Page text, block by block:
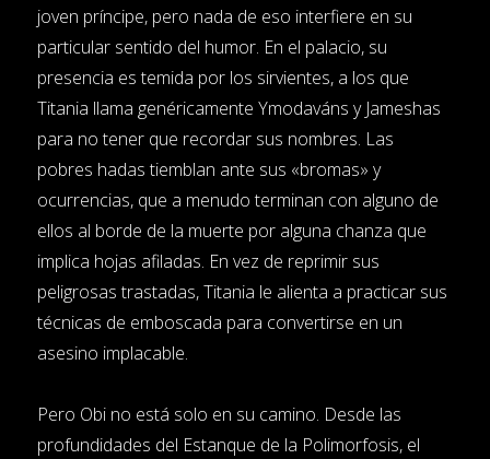
joven príncipe, pero nada de eso interfiere en su
particular sentido del humor. En el palacio, su
presencia es temida por los sirvientes, a los que
Titania llama genéricamente Ymodaváns y Jameshas
para no tener que recordar sus nombres. Las
pobres hadas tiemblan ante sus «bromas» y
ocurrencias, que a menudo terminan con alguno de
ellos al borde de la muerte por alguna chanza que
implica hojas afiladas. En vez de reprimir sus
peligrosas trastadas, Titania le alienta a practicar sus
técnicas de emboscada para convertirse en un
asesino implacable.
Pero Obi no está solo en su camino. Desde las
profundidades del Estanque de la Polimorfosis, el